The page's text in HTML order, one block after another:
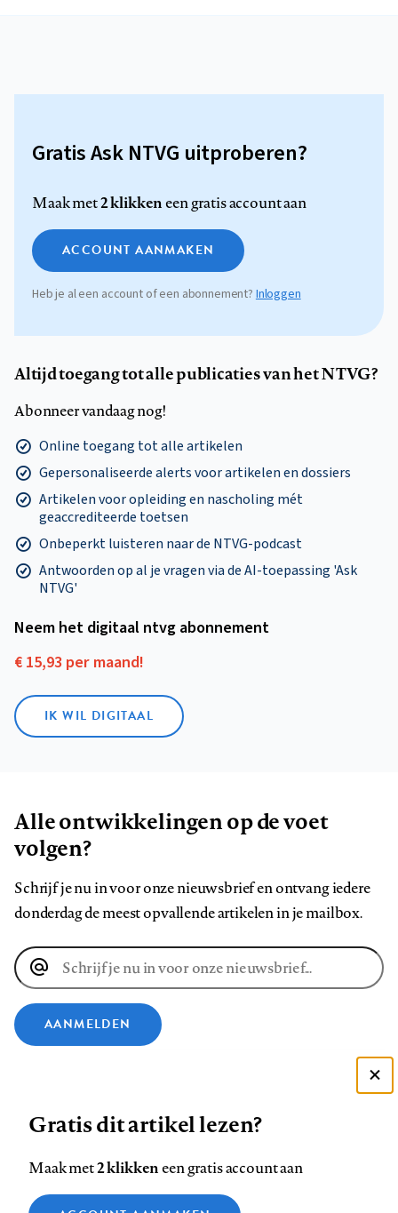
Gratis Ask NTVG uitproberen?
Maak met2 klikkeneen gratis account aan
ACCOUNT AANMAKEN
Heb je al een account of een abonnement?Inloggen
Altijd toegang tot alle publicaties van het NTVG?
Abonneer vandaag nog!
Online toegang tot alle artikelen
Gepersonaliseerde alerts voor artikelen en dossiers
Artikelen voor opleiding en nascholing mét
geaccrediteerde toetsen
Onbeperkt luisteren naar de NTVG-podcast
Antwoorden op al je vragen via de AI-toepassing 'Ask
NTVG'
Neem het digitaal ntvg abonnement
€ 15,93 per maand!
IK WIL DIGITAAL
Alle ontwikkelingen op de voet
volgen?
Schrijf je nu in voor onze nieuwsbrief en ontvang iedere
donderdag de meest opvallende artikelen in je mailbox.
E-
mailadres
AANMELDEN
ons
op
ons
op
ons
op
ons
op
ons
op
ons
Contact Colofon Disclaimer Privacy
Gratis dit artikel lezen?
Maak met2 klikkeneen gratis account aan
Zie onze cookie policy